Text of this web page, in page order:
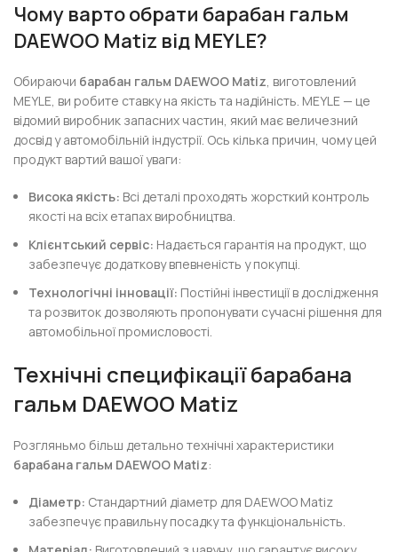
Чому варто обрати барабан гальм
DAEWOO Matiz від MEYLE?
Обираючи барабан гальм DAEWOO Matiz, виготовлений
MEYLE, ви робите ставку на якість та надійність. MEYLE — це
відомий виробник запасних частин, який має величезний
досвід у автомобільній індустрії. Ось кілька причин, чому цей
продукт вартий вашої уваги:
Висока якість: Всі деталі проходять жорсткий контроль
якості на всіх етапах виробництва.
Клієнтський сервіс: Надається гарантія на продукт, що
забезпечує додаткову впевненість у покупці.
Технологічні інновації: Постійні інвестиції в дослідження
та розвиток дозволяють пропонувати сучасні рішення для
автомобільної промисловості.
Технічні специфікації барабана
гальм DAEWOO Matiz
Розгляньмо більш детально технічні характеристики
барабана гальм DAEWOO Matiz:
Діаметр: Стандартний діаметр для DAEWOO Matiz
забезпечує правильну посадку та функціональність.